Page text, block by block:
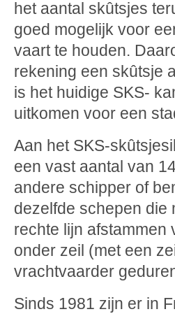
het aantal skûtsjes
goed mogelijk voor
vaart te houden.
rekening een skûtsje
is het huidige SKS-
uitkomen voor een
Aan het SKS-
een vast aantal van
andere schipper of
dezelfde schepen die
rechte lijn afstammen
onder zeil (met een
vrachtvaarder
Sinds 1981 zijn er in